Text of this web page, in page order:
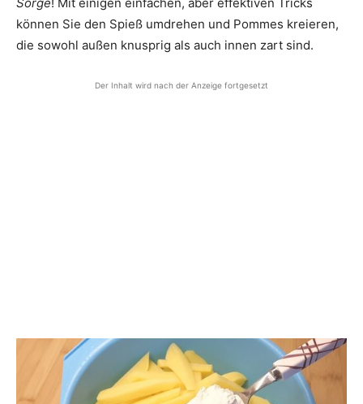
Sorge! Mit einigen einfachen, aber effektiven Tricks
können Sie den Spieß umdrehen und Pommes kreieren,
die sowohl außen knusprig als auch innen zart sind.
Der Inhalt wird nach der Anzeige fortgesetzt